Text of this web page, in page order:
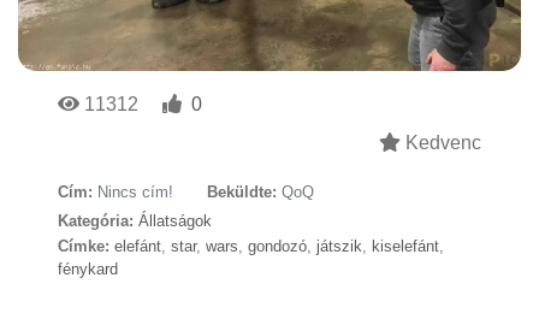
11312
0
Kedvenc
Cím: Nincs cím! Beküldte: QoQ
Kategória: Állatságok
Címke: elefánt star, wars gondozó játszik kiselefánt
fénykard